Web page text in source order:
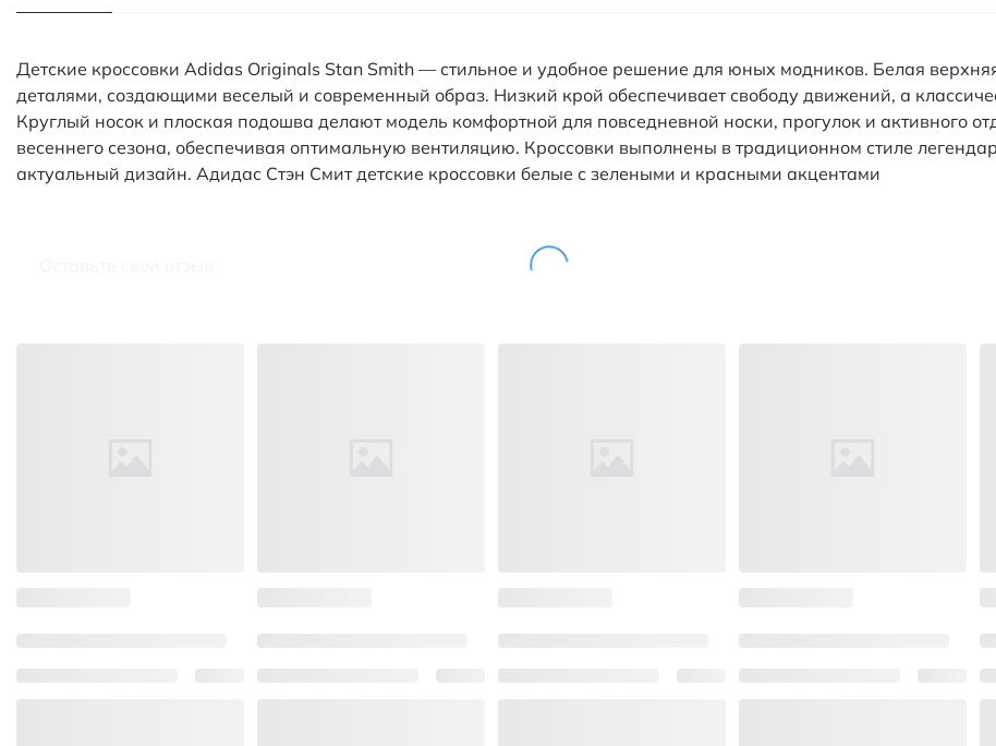
Детские кроссовки Adidas Originals Stan Smith — стильное и удобное решение для юных модников. Белая
деталями, создающими веселый и современный образ. Низкий крой обеспечивает свободу движений, а
Круглый носок и плоская подошва делают модель комфортной для повседневной носки, прогулок и активного
весеннего сезона, обеспечивая оптимальную вентиляцию. Кроссовки выполнены в традиционном стиле
актуальный дизайн. Адидас Стэн Смит детские кроссовки белые с зелеными и красными акцентами